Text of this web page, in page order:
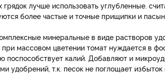
лучше использовать углубленные.
более частые и точные прищипки и
минеральные в виде растворов
массовом цветении томат нуждается в
поспособствует калий. Добавляют и
удобрений, т.к. песок не поглощает избыток